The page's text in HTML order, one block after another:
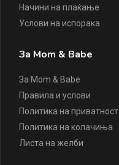
Начини на плаќање
Услови на испорака
За Mom & Babe
За Mom & Babe
Правила и услови
Политика на приватност
Политика на колачиња
Листа на желби